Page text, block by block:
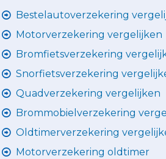
Bestelautoverzekering
Motorverzekering vergelijken
Bromfietsverzekering
Snorfietsverzekering
Quadverzekering vergelijken
Brommobielverzekering
Oldtimerverzekering
Motorverzekering oldtimer